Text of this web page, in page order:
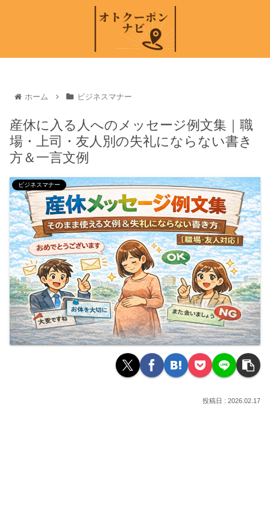
ホーム ビジネスマナー
産休に入る人へのメッセージ例文集｜職
場・上司・友人別の失礼にならない書き
方＆一言文例
ビジネスマナー
2026.02.17